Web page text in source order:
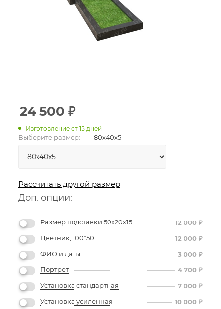
24 500 ₽
Изготовление от 15 дней
Выберите размер: — 80х40х5
Рассчитать другой размер
Доп. опции:
Размер подставки 50х20х15 12 000 ₽
Цветник, 100*50
12 000 ₽
ФИО и даты
3 000 ₽
Портрет
4 700 ₽
Установка стандартная
7 000 ₽
Установка усиленная
10 000 ₽